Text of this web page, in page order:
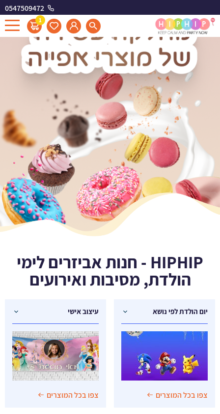
0547509472
1
HIPHIP - חנות אביזרים לימי
הולדת, מסיבות ואירועים
יום הולדת לפי נושא
צפו בכל המוצרים
עיצוב אישי
צפו בכל המוצרים